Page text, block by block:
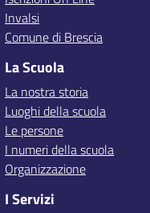
Invalsi
Comune di Brescia
La Scuola
La nostra storia
Luoghi della scuola
Le persone
I numeri della scuola
Organizzazione
I Servizi